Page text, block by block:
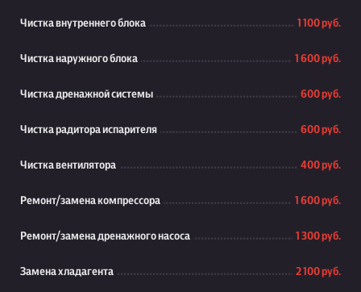
Чистка внутреннего блока 1 100 руб.
Чистка наружного блока 1 600 руб.
Чистка дренажной системы 600 руб.
Чистка радитора испарителя 600 руб.
Чистка вентилятора 400 руб.
Ремонт/замена компрессора 1 600 руб.
Ремонт/замена дренажного насоса 1 300 руб.
Замена хладагента 2 100 руб.